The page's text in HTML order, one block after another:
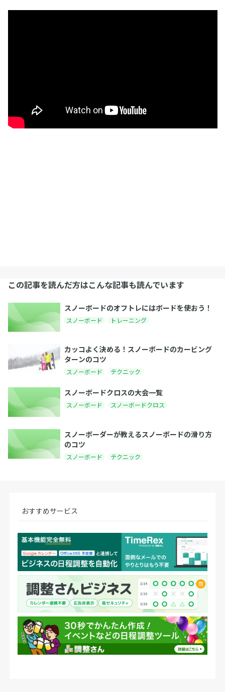
この記事を読んだ方はこんな記事も読んでいます
スノーボードのオフトレにはボードを使おう！
スノーボード トレーニング
カッコよく決める！スノーボードのカービング
ターンのコツ
スノーボード テクニック
スノーボードクロスの大会一覧
スノーボード スノーボードクロス
スノーボーダーが教えるスノーボードの滑り方
のコツ
スノーボード テクニック
おすすめサービス